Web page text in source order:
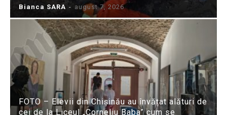
Bianca SARA - august 7, 2026
FOTO – Elevii din Chișinău au învățat alături de
cei de la Liceul „Corneliu Baba” cum se